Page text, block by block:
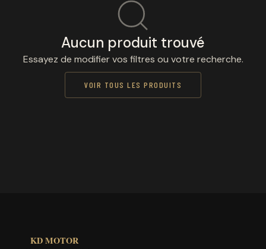
Aucun produit trouvé
Essayez de modifier vos filtres ou votre recherche.
VOIR TOUS LES PRODUITS